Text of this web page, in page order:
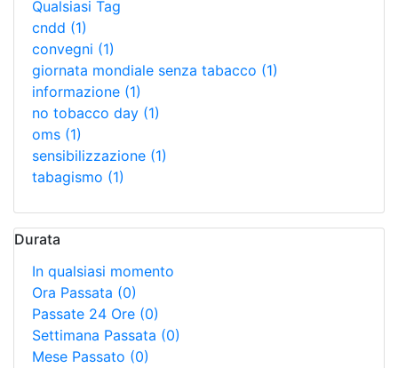
Qualsiasi Tag
cndd (1)
convegni (1)
giornata mondiale senza tabacco (1)
informazione (1)
no tobacco day (1)
oms (1)
sensibilizzazione (1)
tabagismo (1)
Durata
In qualsiasi momento
Ora Passata (0)
Passate 24 Ore (0)
Settimana Passata (0)
Mese Passato (0)